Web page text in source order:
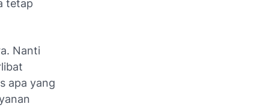
tetap
Nanti
apa yang